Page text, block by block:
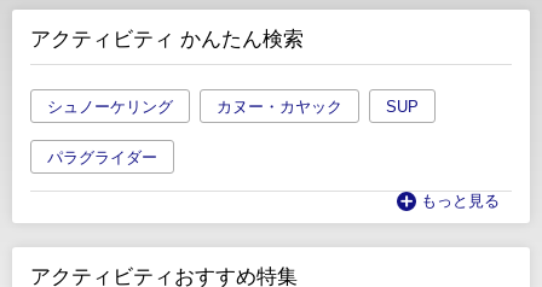
アクティビティ かんたん検索
シュノーケリング カヌー・カヤック SUP
パラグライダー
もっと見る
アクティビティおすすめ特集